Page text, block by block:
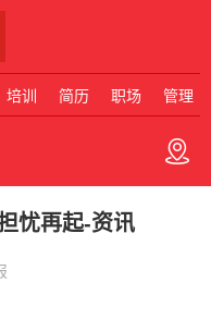
培训 简历 职场 管理
忧再起-资讯